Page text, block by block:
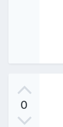
0